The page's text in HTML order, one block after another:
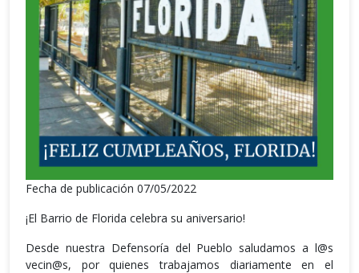
Fecha de publicación 07/05/2022
¡El Barrio de Florida celebra su aniversario!
Desde nuestra Defensoría del Pueblo saludamos a l@s
vecin@s, por quienes trabajamos diariamente en el